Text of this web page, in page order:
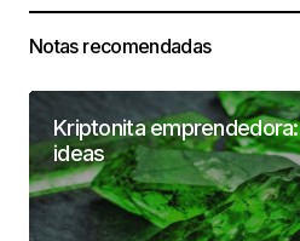
Notas recomendadas
Kriptonita
ideas